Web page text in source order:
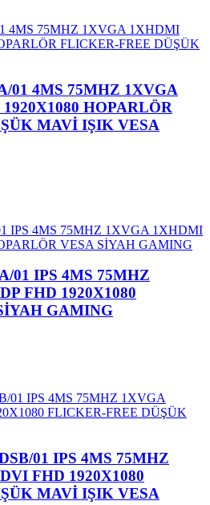
01 4MS 75MHZ 1XVGA
HOPARLÖR
MAVİ IŞIK VESA
01 IPS 4MS 75MHZ
FHD 1920X1080
GAMING
01 IPS 4MS 75MHZ
FHD 1920X1080
MAVİ IŞIK VESA